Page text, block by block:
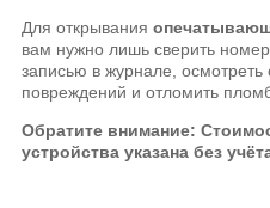
Для открывания
вам нужно лишь сверить
записью в журнале,
повреждений и отломить
Обратите внимание:
устройства указана без